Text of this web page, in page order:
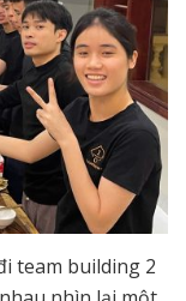
team building 2